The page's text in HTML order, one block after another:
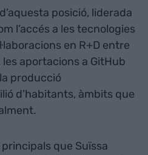
posició, liderada
l’accés a les tecnologies
en R+D entre
aportacions a GitHub
producció
d’habitants, àmbits que
que Suïssa